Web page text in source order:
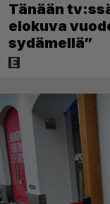
Tänään
elokuva
sydämellä”